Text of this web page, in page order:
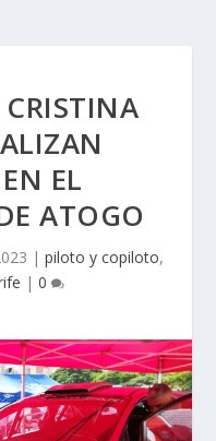
EL
ATOGO
| piloto y copiloto,
| 0